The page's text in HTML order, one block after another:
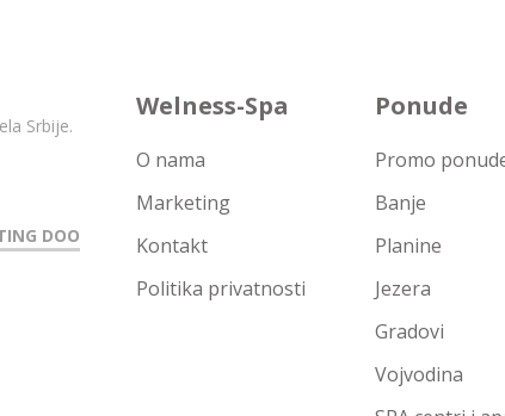
Srbije.
DOO
Welness-Spa
O nama
Marketing
Kontakt
Politika privatnosti
Ponude
Promo
Banje
Planine
Jezera
Gradovi
Vojvodina